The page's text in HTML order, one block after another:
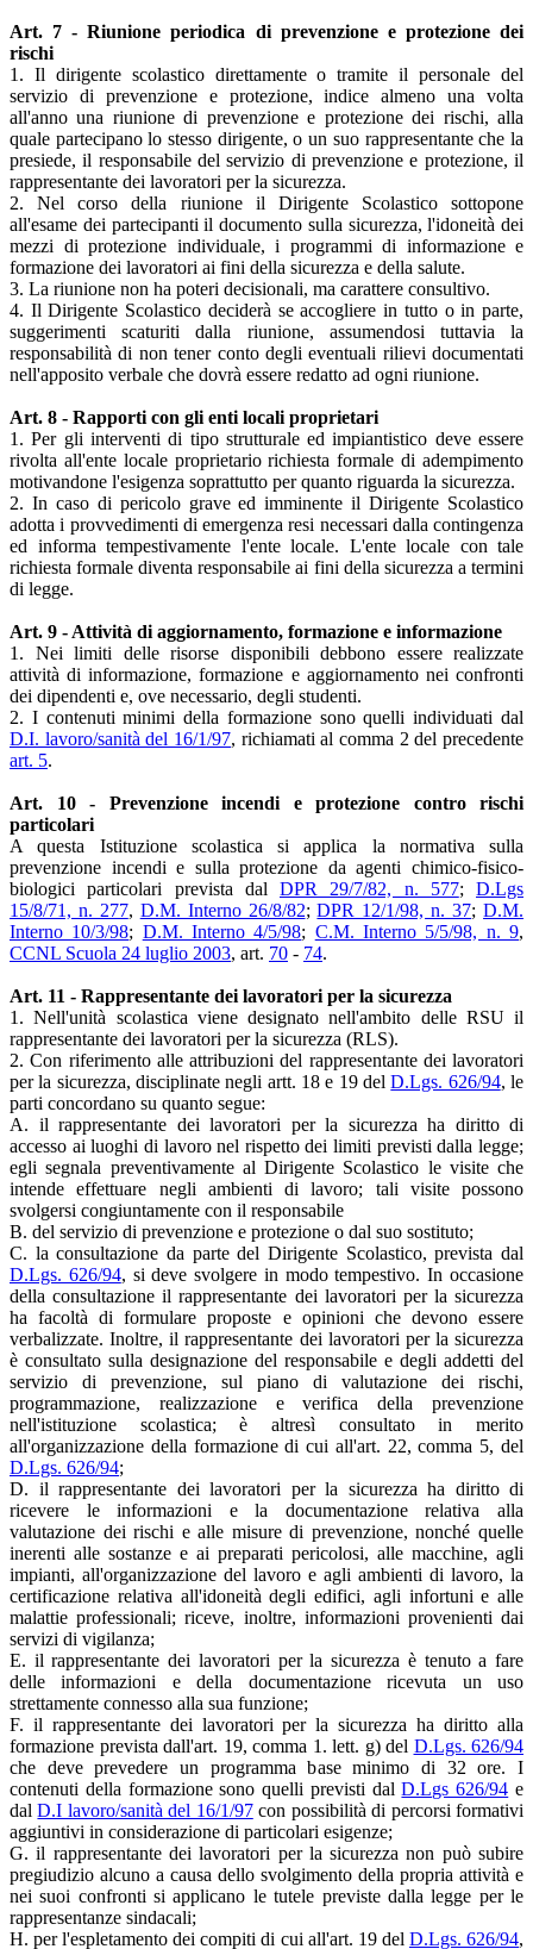
Art. 7 - Riunione periodica di prevenzione e protezione dei
rischi
1. Il dirigente scolastico direttamente o tramite il personale del
servizio di prevenzione e protezione, indice almeno una volta
all'anno una riunione di prevenzione e protezione dei rischi, alla
quale partecipano lo stesso dirigente, o un suo rappresentante che la
presiede, il responsabile del servizio di prevenzione e protezione, il
rappresentante dei lavoratori per la sicurezza.
2. Nel corso della riunione il Dirigente Scolastico sottopone
all'esame dei partecipanti il documento sulla sicurezza, l'idoneità dei
mezzi di protezione individuale, i programmi di informazione e
formazione dei lavoratori ai fini della sicurezza e della salute.
3. La riunione non ha poteri decisionali, ma carattere consultivo.
4. Il Dirigente Scolastico deciderà se accogliere in tutto o in parte,
suggerimenti scaturiti dalla riunione, assumendosi tuttavia la
responsabilità di non tener conto degli eventuali rilievi documentati
nell'apposito verbale che dovrà essere redatto ad ogni riunione.
Art. 8 - Rapporti con gli enti locali proprietari
1. Per gli interventi di tipo strutturale ed impiantistico deve essere
rivolta all'ente locale proprietario richiesta formale di adempimento
motivandone l'esigenza soprattutto per quanto riguarda la sicurezza.
2. In caso di pericolo grave ed imminente il Dirigente Scolastico
adotta i provvedimenti di emergenza resi necessari dalla contingenza
ed informa tempestivamente l'ente locale. L'ente locale con tale
richiesta formale diventa responsabile ai fini della sicurezza a termini
di legge.
Art. 9 - Attività di aggiornamento, formazione e informazione
1. Nei limiti delle risorse disponibili debbono essere realizzate
attività di informazione, formazione e aggiornamento nei confronti
dei dipendenti e, ove necessario, degli studenti.
2. I contenuti minimi della formazione sono quelli individuati dal
D.I. lavoro/sanità del 16/1/97, richiamati al comma 2 del precedente
art. 5.
Art. 10 - Prevenzione incendi e protezione contro rischi
particolari
A questa Istituzione scolastica si applica la normativa sulla
prevenzione incendi e sulla protezione da agenti chimico-fisico-
biologici particolari prevista dal DPR 29/7/82, n. 577; D.Lgs
15/8/71, n. 277, D.M. Interno 26/8/82;DPR 12/1/98, n. 37;D.M.
Interno 10/3/98; D.M. Interno 4/5/98; C.M. Interno 5/5/98, n. 9,
CCNL Scuola 24 luglio 2003, art. 70 - 74.
Art. 11 - Rappresentante dei lavoratori per la sicurezza
1. Nell'unità scolastica viene designato nell'ambito delle RSU il
rappresentante dei lavoratori per la sicurezza (RLS).
2. Con riferimento alle attribuzioni del rappresentante dei lavoratori
per la sicurezza, disciplinate negli artt. 18 e 19 delD.Lgs. 626/94, le
parti concordano su quanto segue:
A. il rappresentante dei lavoratori per la sicurezza ha diritto di
accesso ai luoghi di lavoro nel rispetto dei limiti previsti dalla legge;
egli segnala preventivamente al Dirigente Scolastico le visite che
intende effettuare negli ambienti di lavoro; tali visite possono
svolgersi congiuntamente con il responsabile
B. del servizio di prevenzione e protezione o dal suo sostituto;
C. la consultazione da parte del Dirigente Scolastico, prevista dal
D.Lgs. 626/94, si deve svolgere in modo tempestivo. In occasione
della consultazione il rappresentante dei lavoratori per la sicurezza
ha facoltà di formulare proposte e opinioni che devono essere
verbalizzate. Inoltre, il rappresentante dei lavoratori per la sicurezza
è consultato sulla designazione del responsabile e degli addetti del
servizio di prevenzione, sul piano di valutazione dei rischi,
programmazione, realizzazione e verifica della prevenzione
nell'istituzione scolastica; è altresì consultato in merito
all'organizzazione della formazione di cui all'art. 22, comma 5, del
D.Lgs. 626/94;
D. il rappresentante dei lavoratori per la sicurezza ha diritto di
ricevere le informazioni e la documentazione relativa alla
valutazione dei rischi e alle misure di prevenzione, nonché quelle
inerenti alle sostanze e ai preparati pericolosi, alle macchine, agli
impianti, all'organizzazione del lavoro e agli ambienti di lavoro, la
certificazione relativa all'idoneità degli edifici, agli infortuni e alle
malattie professionali; riceve, inoltre, informazioni provenienti dai
servizi di vigilanza;
E. il rappresentante dei lavoratori per la sicurezza è tenuto a fare
delle informazioni e della documentazione ricevuta un uso
strettamente connesso alla sua funzione;
F. il rappresentante dei lavoratori per la sicurezza ha diritto alla
formazione prevista dall'art. 19, comma 1. lett. g) del D.Lgs. 626/94
che deve prevedere un programma base minimo di 32 ore. I
contenuti della formazione sono quelli previsti dalD.Lgs 626/94 e
dalD.I lavoro/sanità del 16/1/97con possibilità di percorsi formativi
aggiuntivi in considerazione di particolari esigenze;
G. il rappresentante dei lavoratori per la sicurezza non può subire
pregiudizio alcuno a causa dello svolgimento della propria attività e
nei suoi confronti si applicano le tutele previste dalla legge per le
rappresentanze sindacali;
H. per l'espletamento dei compiti di cui all'art. 19 del D.Lgs. 626/94,